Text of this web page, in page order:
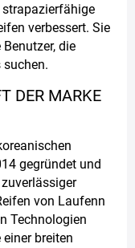
verbessert. Sie
die
DER MARKE
gegründet und
von Laufenn
Technologien
breiten